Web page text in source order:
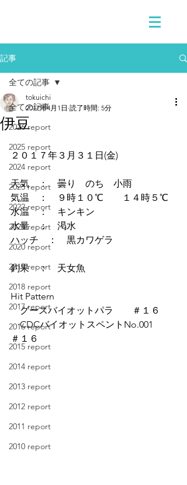
記事
全ての記事
2026 report
2025 report
2024 report
2023 report
2022 report
2021 report
2020 report
2019 report
2018 report
2017 report
2016 report
2015 report
2014 report
2013 report
2012 report
2011 report
2010 report
全ての記事
伊豆
tokuichi
2017年4月1日 読了時間: 5分
２０１７年３月３１日(金)
天気　：　曇り　のち　小雨
気温　：　９時１０℃　　１４時５℃
水温　：　キンキン
水量　：　渇水
ハッチ　：　黒カワゲラ
釣果　：　天女魚
Hit Pattern
グースバイオットパラ　　＃１６
CDCバイオットスペントNo.001
＃１６